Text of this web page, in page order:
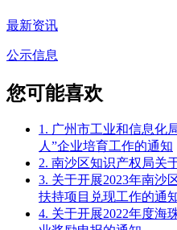
最新资讯
公示信息
您可能喜欢
1. 广州市工业和信息化
人”企业培育工作的通知
2. 南沙区知识产权局关
3. 关于开展2023年南沙
扶持项目兑现工作的通
4. 关于开展2022年度海